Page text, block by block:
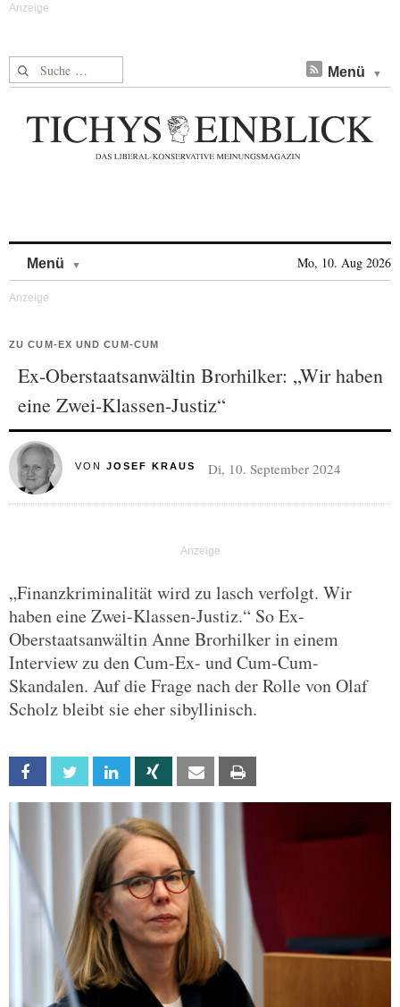
Suche nach: Menü
Menü Mo, 10. Aug 2026
ZU CUM-EX UND CUM-CUM
Ex-Oberstaatsanwältin Brorhilker: „Wir haben
eine Zwei-Klassen-Justiz“
VON JOSEF KRAUS Di, 10. September 2024
„Finanzkriminalität wird zu lasch verfolgt. Wir
haben eine Zwei-Klassen-Justiz.“ So Ex-
Oberstaatsanwältin Anne Brorhilker in einem
Interview zu den Cum-Ex- und Cum-Cum-
Skandalen. Auf die Frage nach der Rolle von Olaf
Scholz bleibt sie eher sibyllinisch.
Facebook Twitter Linkedin Xing Email